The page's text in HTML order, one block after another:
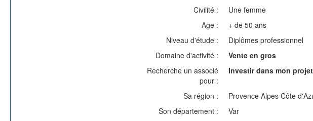
Civilité :
Une femme
Age :
+ de 50 ans
Niveau d'étude :
Diplômes professionnel
Domaine d'activité :
Vente en gros
Recherche un associé
pour :
Investir dans mon projet
Sa région :
Provence Alpes Côte
Son département :